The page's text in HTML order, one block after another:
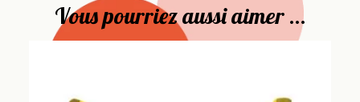
Vous pourriez aussi aimer ...